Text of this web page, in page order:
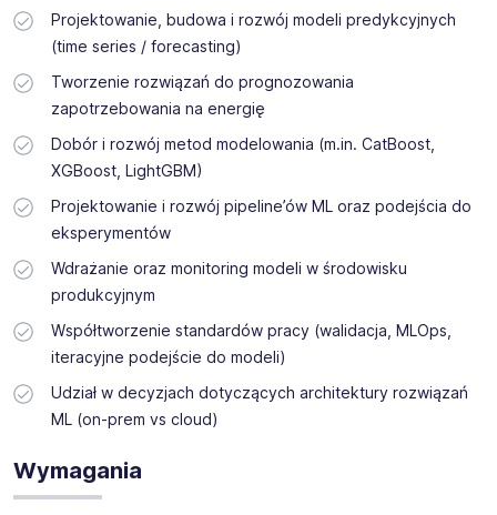
przygotowaniu i przeprowadzeniu rozmów rekrutacyjnych
na wybrane stanowiska.
Agencja Zatrudnienia HR SIGMA jest wpisana do
Krajowego Rejestru Agencji Zatrudnienia pod numerem
Projekt dotyczy optymalizacji produkcji, dystrybucji oraz
zużycia energii. Praca opiera się na rzeczywistych danych
bezpośredni wpływ na koszty operacyjne i efektywność
biznesu.
Projektowanie, budowa i rozwój modeli predykcyjnych
(time series / forecasting)
Tworzenie rozwiązań do prognozowania
zapotrzebowania na energię
Dobór i rozwój metod modelowania (m.in. CatBoost,
XGBoost, LightGBM)
Projektowanie i rozwój pipeline’ów ML oraz podejścia do
eksperymentów
Wdrażanie oraz monitoring modeli w środowisku
produkcyjnym
Współtworzenie standardów pracy (walidacja, MLOps,
iteracyjne podejście do modeli)
Udział w decyzjach dotyczących architektury rozwiązań
ML (on-prem vs cloud)
Wymagania